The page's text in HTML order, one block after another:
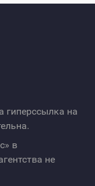
гиперссылка на
в
не